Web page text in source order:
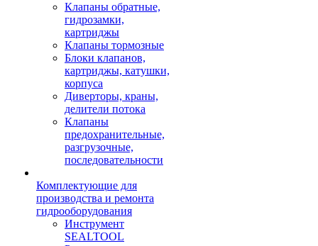
Клапаны обратные,
гидрозамки,
картриджы
Клапаны тормозные
Блоки клапанов,
картриджы, катушки,
корпуса
Диверторы, краны,
делители потока
Клапаны
предохранительные,
разгрузочные,
последовательности
Комплектующие для
производства и ремонта
гидрооборудования
Инструмент
SEALTOOL